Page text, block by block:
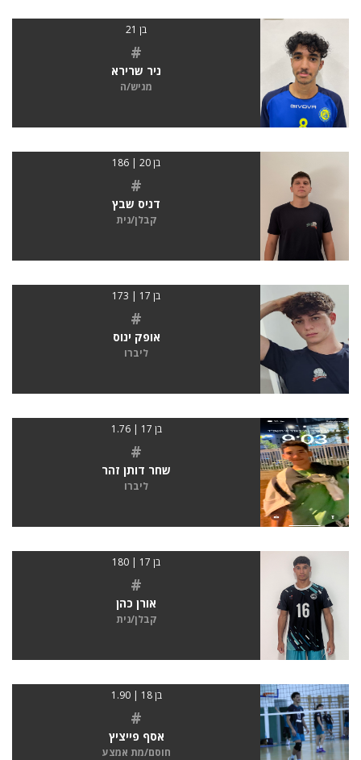
בן 21
#
ניר שרירא
מגיש/ה
בן 20 | 186
#
דניס שבץ
קבלן/נית
בן 17 | 173
#
אופק ינוס
ליברו
בן 17 | 1.76
#
שחר דותן זהר
ליברו
בן 17 | 180
#
אורן כהן
קבלן/נית
בן 18 | 1.90
#
אסף פייציץ
חוסם/מת אמצע